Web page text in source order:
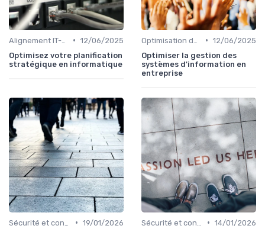
• 12/06/2025
Optimisez votre planification
stratégique en informatique
• 12/06/2025
Optimiser la gestion des
systèmes d'information en
entreprise
• 19/01/2026
• 14/01/2026